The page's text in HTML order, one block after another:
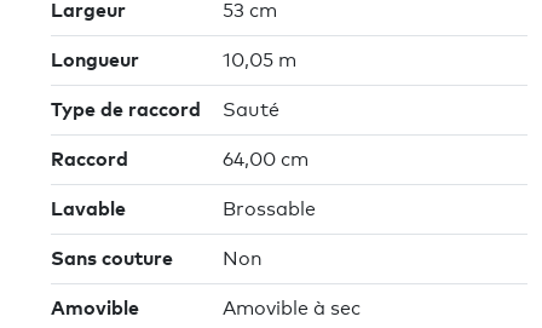
Largeur 53 cm
Longueur 10,05 m
Type de raccord Sauté
Raccord 64,00 cm
Lavable Brossable
Sans couture Non
Amovible Amovible à sec